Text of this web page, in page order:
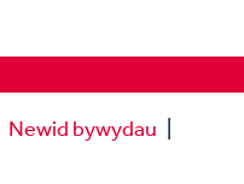
Newid bywydau